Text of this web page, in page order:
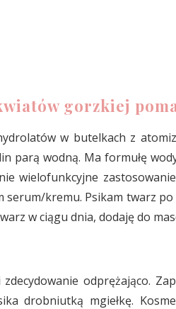
gorzkiej
w butelkach z
wodną. Ma formułę
wielofunkcyjne
kremu. Psikam twarz
w ciągu dnia, dodaję do
odprężająco.
drobniutką mgiełkę.